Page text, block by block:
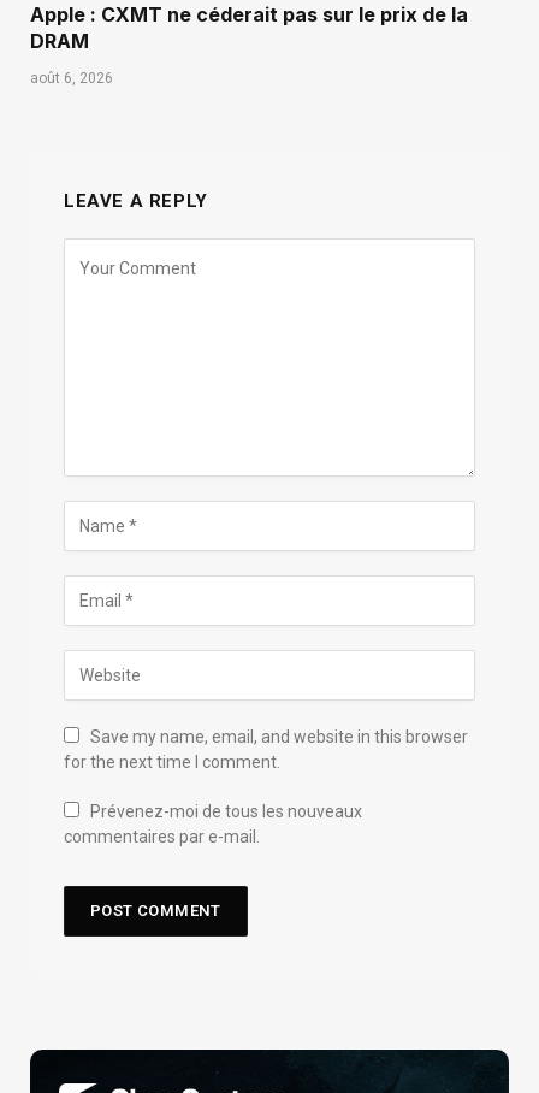
Apple : CXMT ne céderait pas sur le prix de la
DRAM
août 6, 2026
LEAVE A REPLY
Save my name, email, and website in this browser
for the next time I comment.
Prévenez-moi de tous les nouveaux
commentaires par e-mail.